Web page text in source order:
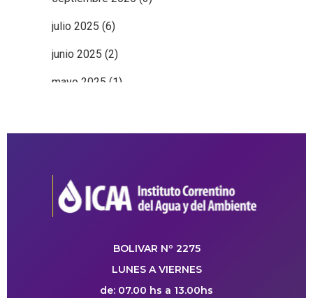
julio 2025 (6)
junio 2025 (2)
mayo 2025 (1)
BOLIVAR Nº 2275
LUNES A VIERNES
de: 07.00 hs a 13.00hs